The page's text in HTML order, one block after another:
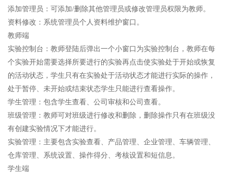
添加管理员：可添加/删除其他管理员或修改管理员权限为教师。
资料修改：系统管理员个人资料维护窗口。
教师端
实验控制台：教师登陆后弹出一个小窗口为实验控制台，教师在每
个实验开始需要选择所要进行的实验再点击使实验处于开始或恢复
的活动状态，学生只有在实验处于活动状态才能进行实际的操作，
处于暂停、未开始或结束状态学生只能进行查看操作。
学生管理：包含学生查看、公司审核和公司查看。
班级管理：教师可对班级进行修改和删除，删除操作只有在班级没
有创建实验情况下才能进行。
实验管理：主要包含实验查看、产品管理、企业管理、车辆管理、
仓库管理、系统设置、操作得分、考核设置和短信息。
学生端